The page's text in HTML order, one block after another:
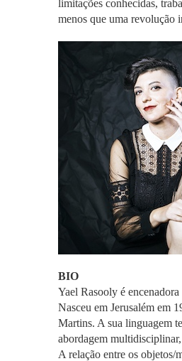
limitações conhecidas,
menos que uma revolução
BIO
Yael Rasooly é
Nasceu em Jerusalém em
Martins. A sua linguagem
abordagem
A relação entre os objetos/